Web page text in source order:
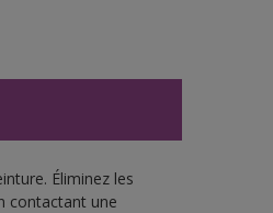
Éliminez les
contactant une